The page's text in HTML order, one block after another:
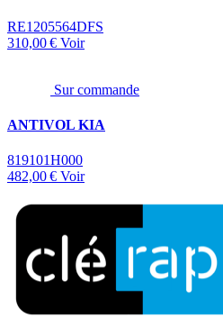
RE1205564DFS
310,00 € Voir
Sur commande
ANTIVOL KIA
819101H000
482,00 € Voir